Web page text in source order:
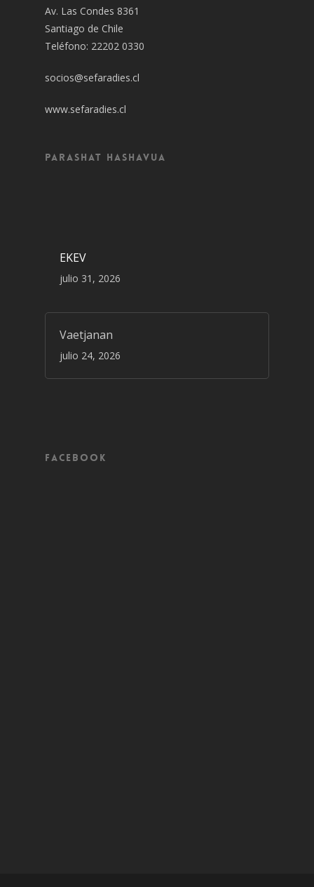
Av. Las Condes 8361
Santiago de Chile
Teléfono: 22202 0330
socios@sefaradies.cl
www.sefaradies.cl
Parashat Hashavua
EKEV
julio 31, 2026
Vaetjanan
julio 24, 2026
Facebook